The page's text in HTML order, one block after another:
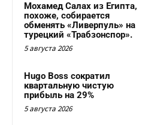
Мохамед Салах из Египта,
похоже, собирается
обменять «Ливерпуль» на
турецкий «Трабзонспор».
5 августа 2026
Hugo Boss сократил
квартальную чистую
прибыль на 29%
5 августа 2026